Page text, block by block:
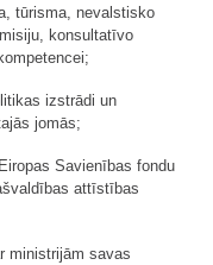
tūrisma, nevalstisko
konsultatīvo
izstrādi un
jomās;
Savienības fondu
attīstības
ministrijām savas